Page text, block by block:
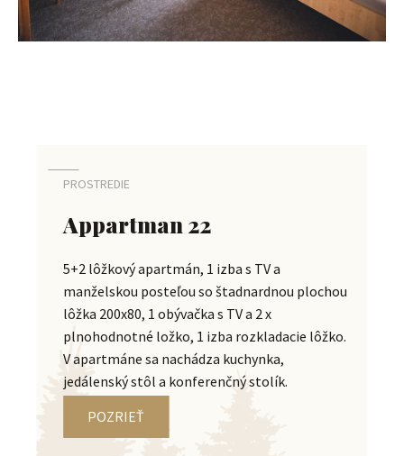
PROSTREDIE
Appartman 22
5+2 lôžkový apartmán, 1 izba s TV a
manželskou posteľou so štadnardnou plochou
lôžka 200x80, 1 obývačka s TV a 2 x
plnohodnotné ložko, 1 izba rozkladacie lôžko.
V apartmáne sa nachádza kuchynka,
jedálenský stôl a konferenčný stolík.
POZRIEŤ